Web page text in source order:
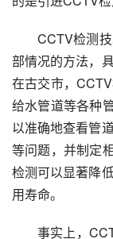
CCTV检测
部情况的方法，
在古交市，
给水管道等各种
以准确地查看管
等问题，并制定
检测可以显著降
用寿命。
事实上，